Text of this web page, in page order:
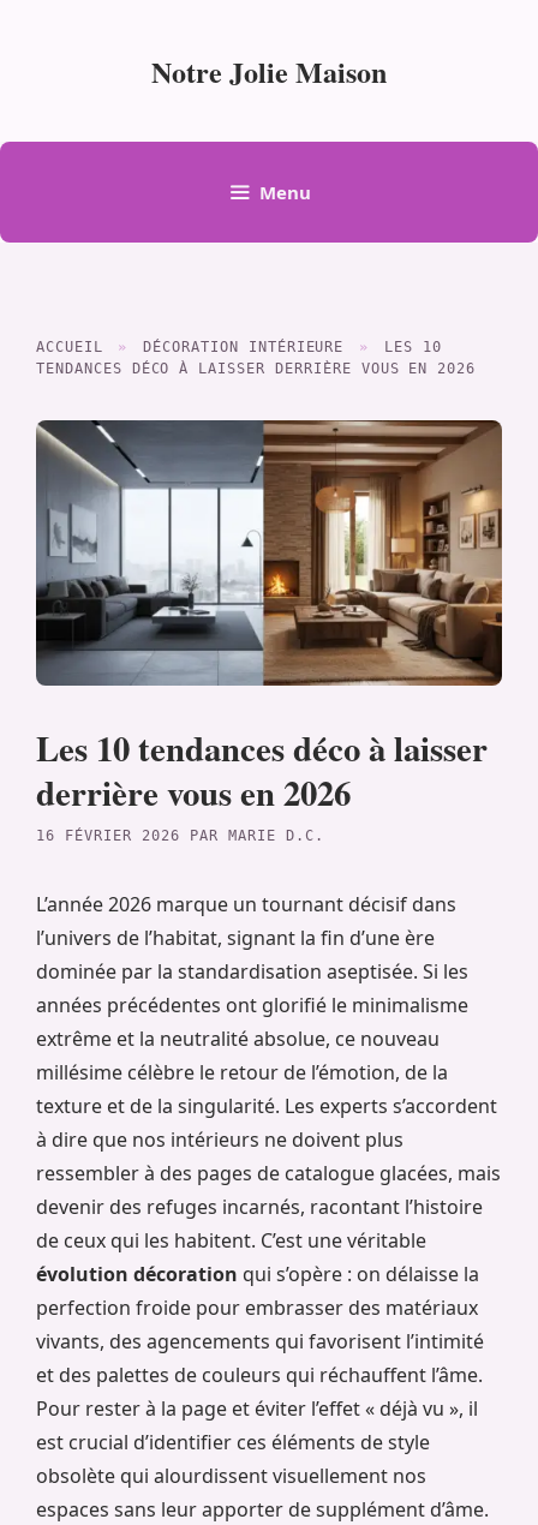
Notre Jolie Maison
Menu
ACCUEIL » DÉCORATION INTÉRIEURE »
LES 10
TENDANCES DÉCO À LAISSER DERRIÈRE VOUS EN 2026
Les 10 tendances déco à laisser
derrière vous en 2026
16 FÉVRIER 2026 PAR MARIE D.C.
L’année 2026 marque un tournant décisif dans
l’univers de l’habitat, signant la fin d’une ère
dominée par la standardisation aseptisée. Si les
années précédentes ont glorifié le minimalisme
extrême et la neutralité absolue, ce nouveau
millésime célèbre le retour de l’émotion, de la
texture et de la singularité. Les experts s’accordent
à dire que nos intérieurs ne doivent plus
ressembler à des pages de catalogue glacées, mais
devenir des refuges incarnés, racontant l’histoire
de ceux qui les habitent. C’est une véritable
évolution décoration qui s’opère : on délaisse la
perfection froide pour embrasser des matériaux
vivants, des agencements qui favorisent l’intimité
et des palettes de couleurs qui réchauffent l’âme.
Pour rester à la page et éviter l’effet « déjà vu », il
est crucial d’identifier ces éléments de style
obsolète qui alourdissent visuellement nos
espaces sans leur apporter de supplément d’âme.